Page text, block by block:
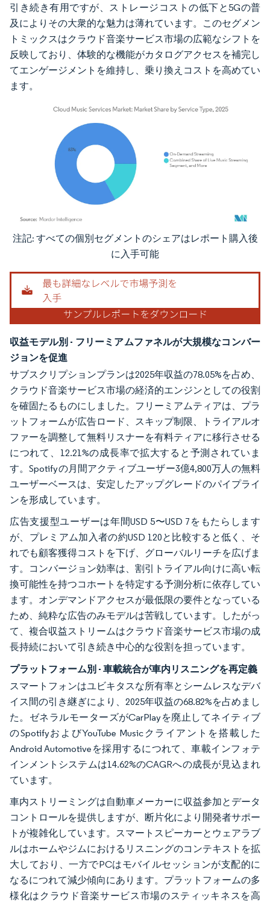
引き続き有用ですが、ストレージコストの低下と5Gの普
及によりその大衆的な魅力は薄れています。このセグメン
トミックスはクラウド音楽サービス市場の広範なシフトを
反映しており、体験的な機能がカタログアクセスを補完し
てエンゲージメントを維持し、乗り換えコストを高めてい
ます。
画像 © Mordor Intelligence。再利用にはCC BY 4.0の表示が必要です。
注記: すべての個別セグメントのシェアはレポート購入後
に入手可能
収益モデル別 - フリーミアムファネルが大規模なコンバー
ジョンを促進
サブスクリプションプランは2025年収益の78.05%を占め、
クラウド音楽サービス市場の経済的エンジンとしての役割
を確固たるものにしました。フリーミアムティアは、プラ
ットフォームが広告ロード、スキップ制限、トライアルオ
ファーを調整して無料リスナーを有料ティアに移行させる
につれて、12.21%の成長率で拡大すると予測されていま
す。Spotifyの月間アクティブユーザー3億4,800万人の無料
ユーザーベースは、安定したアップグレードのパイプライ
ンを形成しています。
広告支援型ユーザーは年間USD 5〜USD 7をもたらします
が、プレミアム加入者の約USD 120と比較すると低く、そ
れでも顧客獲得コストを下げ、グローバルリーチを広げま
す。コンバージョン効率は、割引トライアル向けに高い転
換可能性を持つコホートを特定する予測分析に依存してい
ます。オンデマンドアクセスが最低限の要件となっている
ため、純粋な広告のみモデルは苦戦しています。したがっ
て、複合収益ストリームはクラウド音楽サービス市場の成
長持続において引き続き中心的な役割を担っています。
プラットフォーム別 - 車載統合が車内リスニングを再定義
スマートフォンはユビキタスな所有率とシームレスなデバ
イス間の引き継ぎにより、2025年収益の68.82%を占めまし
た。ゼネラルモーターズがCarPlayを廃止してネイティブ
のSpotifyおよびYouTube Musicクライアントを搭載した
Android Automotiveを採用するにつれて、車載インフォテ
インメントシステムは14.62%のCAGRへの成長が見込まれ
ています。
車内ストリーミングは自動車メーカーに収益参加とデータ
コントロールを提供しますが、断片化により開発者サポー
トが複雑化しています。スマートスピーカーとウェアラブ
ルはホームやジムにおけるリスニングのコンテキストを拡
大しており、一方でPCはモバイルセッションが支配的に
なるにつれて減少傾向にあります。プラットフォームの多
様化はクラウド音楽サービス市場のスティッキネスを高